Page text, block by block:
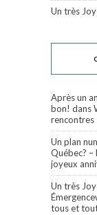
Un très
Après un
bon! dans
rencontres
Un plan
Québec?
joyeux
Un très
tous et